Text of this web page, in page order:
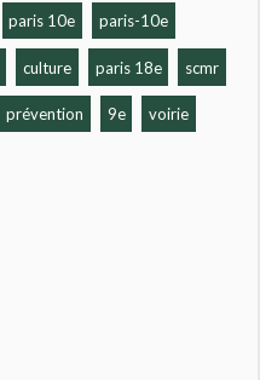
paris 10e paris-10e
culture paris 18e scmr
prévention 9e voirie